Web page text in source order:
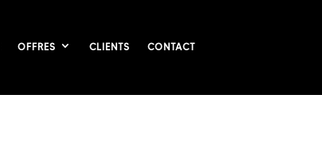
OFFRES CLIENTS CONTACT